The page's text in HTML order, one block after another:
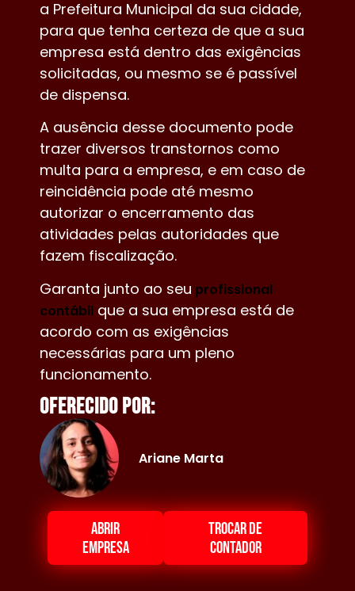
a Prefeitura Municipal da sua cidade,
para que tenha certeza de que a sua
empresa está dentro das exigências
solicitadas, ou mesmo se é passível
de dispensa.
A ausência desse documento pode
trazer diversos transtornos como
multa para a empresa, e em caso de
reincidência pode até mesmo
autorizar o encerramento das
atividades pelas autoridades que
fazem fiscalização.
Garanta junto ao seu profissional
contábil que a sua empresa está de
acordo com as exigências
necessárias para um pleno
funcionamento.
Oferecido por:
Ariane Marta
ABRIR
EMPRESA
TROCAR DE
CONTADOR